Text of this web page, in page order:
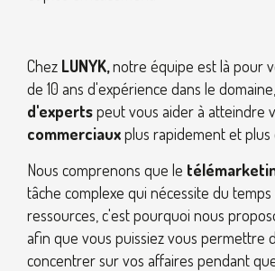
Chez LUNYK,notre équipe est là pour
de 10 ans d'expérience dans le
d'expertspeut vous aider à atteindre
commerciauxplus rapidement et plus
Nous comprenons que le
tâche complexe qui nécessite du
ressources, c'est pourquoi nous
afin que vous puissiez vous permettre
concentrer sur vos affaires pendant